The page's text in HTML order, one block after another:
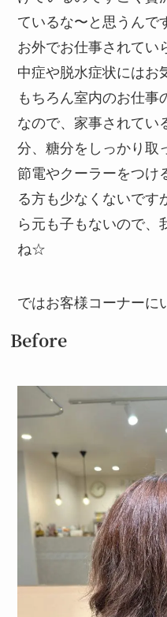
ているな〜と思うんで
お外でお仕事されてい
中症や脱水症状にはお
もちろん室内のお仕事
なので、家事されてい
分、糖分をしっかり取
節電やクーラーをつけ
る方も少なくないです
ら元も子もないので、
ね☆
ではお客様コーナーに
Before